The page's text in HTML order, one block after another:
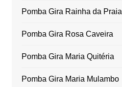
Pomba Gira Rainha da Praia
Pomba Gira Rosa Caveira
Pomba Gira Maria Quitéria
Pomba Gira Maria Mulambo